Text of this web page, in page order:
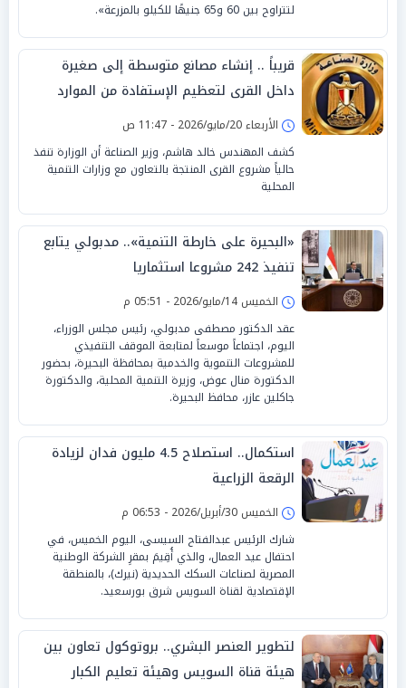
لتتراوح بين 60 و65 جنيهًا للكيلو بالمزرعة».
قريباً .. إنشاء مصانع متوسطة إلى صغيرة
داخل القرى لتعظيم الإستفادة من الموارد
الأربعاء 20/مايو/2026 - 11:47 ص
كشف المهندس خالد هاشم، وزير الصناعة أن الوزارة تنفذ
حالياً مشروع القرى المنتجة بالتعاون مع وزارات التنمية
المحلية
«البحيرة على خارطة التنمية».. مدبولي يتابع
تنفيذ 242 مشروعا استثماريا
الخميس 14/مايو/2026 - 05:51 م
عقد الدكتور مصطفى مدبولي، رئيس مجلس الوزراء،
اليوم، اجتماعاً موسعاً لمتابعة الموقف التنفيذي
للمشروعات التنموية والخدمية بمحافظة البحيرة، بحضور
الدكتورة منال عوض، وزيرة التنمية المحلية، والدكتورة
جاكلين عازر، محافظ البحيرة.
استكمال.. استصلاح 4.5 مليون فدان لزيادة
الرقعة الزراعية
الخميس 30/أبريل/2026 - 06:53 م
شارك الرئيس عبدالفتاح السيسى، اليوم الخميس، في
احتفال عيد العمال، والذي أُقِيمَ بمقرِ الشركة الوطنية
المصرية لصناعات السكك الحديدية (نيرك)، بالمنطقة
الإقتصادية لقناة السويس شرق بورسعيد.
لتطوير العنصر البشري.. بروتوكول تعاون بين
هيئة قناة السويس وهيئة تعليم الكبار